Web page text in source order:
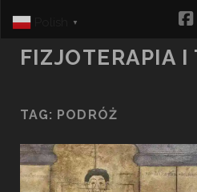
FIZJOTERAPIA I
TAG: PODRÓŻ
▼